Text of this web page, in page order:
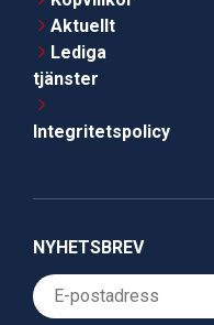
Aktuellt
Lediga
tjänster
Integritetspolicy
NYHETSBREV